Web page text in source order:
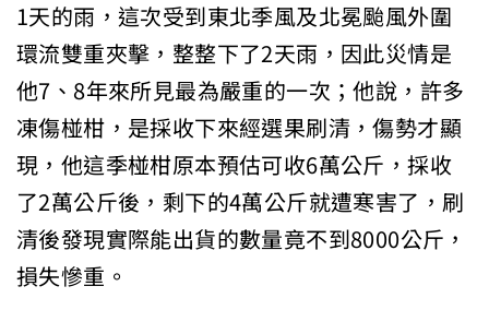
1天的雨，這次受到東北季風及北冕颱風外圍
環流雙重夾擊，整整下了2天雨，因此災情是
他7、8年來所見最為嚴重的一次；他說，許多
凍傷椪柑，是採收下來經選果刷清，傷勢才顯
現，他這季椪柑原本預估可收6萬公斤，採收
了2萬公斤後，剩下的4萬公斤就遭寒害了，刷
清後發現實際能出貨的數量竟不到8000公斤，
損失慘重。